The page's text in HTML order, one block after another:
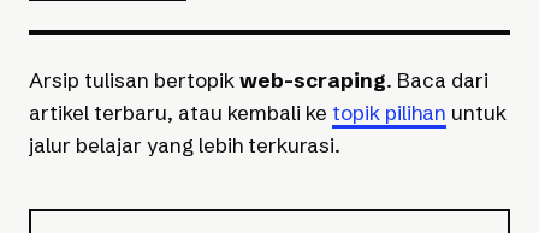
Arsip tulisan bertopikweb-scraping. Baca dari
artikel terbaru, atau kembali ke topik pilihan untuk
jalur belajar yang lebih terkurasi.